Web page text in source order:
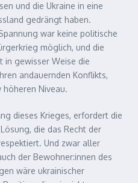
und die Ukraine in eine
gedrängt haben.
war keine politische
möglich, und die
in gewisser Weise die
andauernden Konflikts,
Niveau.
dieses Krieges, erfordert die
die das Recht der
Und zwar aller
der Bewohner:innen des
wäre ukrainischer